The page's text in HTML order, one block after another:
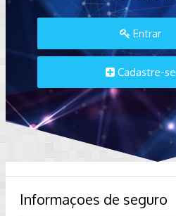
Entrar
Cadastre-se
Informaçoes de seguro